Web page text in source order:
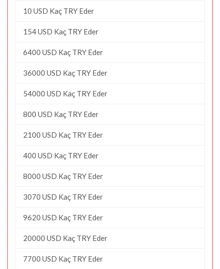
10 USD Kaç TRY Eder
154 USD Kaç TRY Eder
6400 USD Kaç TRY Eder
36000 USD Kaç TRY Eder
54000 USD Kaç TRY Eder
800 USD Kaç TRY Eder
2100 USD Kaç TRY Eder
400 USD Kaç TRY Eder
8000 USD Kaç TRY Eder
3070 USD Kaç TRY Eder
9620 USD Kaç TRY Eder
20000 USD Kaç TRY Eder
7700 USD Kaç TRY Eder